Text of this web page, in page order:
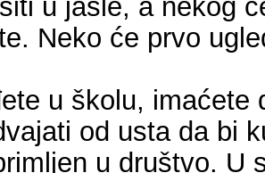
u jasle, a nekog
Neko će prvo
u školu,
od usta da bi
u društvo. U